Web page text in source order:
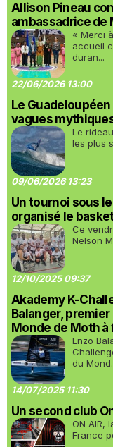
Allison Pineau
ambassadrice de
« Merci
accueil
duran...
22/06/2026 13:00
Le
vagues
Le
les plus
09/06/2026 13:23
Un tournoi sous le
organisé le
Ce
Nelson
12/10/2025 09:37
Akademy K-
Balanger,
Monde de Moth à
Enzo
du
14/07/2025 11:30
Un second club
ON AIR,
France